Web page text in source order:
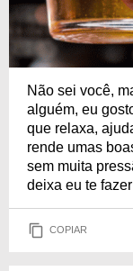
Não sei você,
alguém, eu
que relaxa,
rende umas
sem muita
deixa eu te
COPIAR